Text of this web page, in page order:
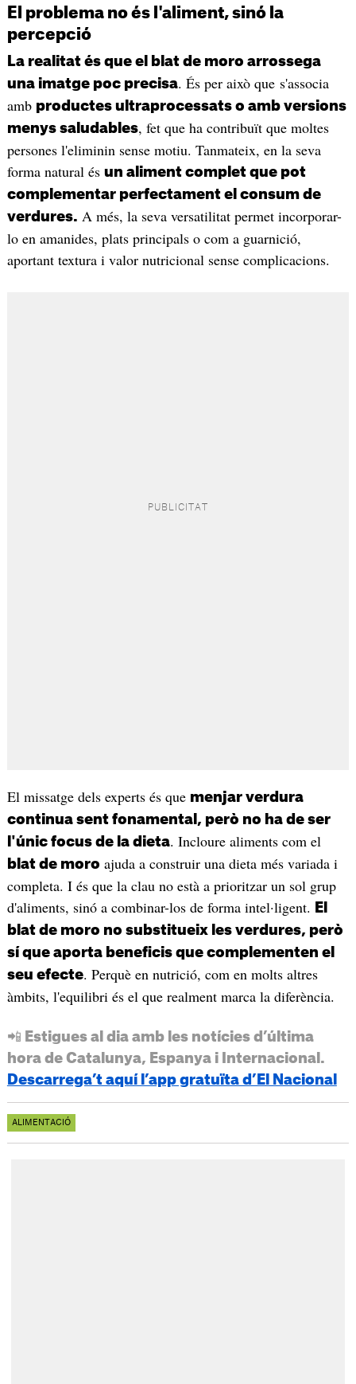
El problema no és l'aliment, sinó la
percepció
La realitat és que el blat de moro arrossega
una imatge poc precisa. És per això que s'associa
amb productes ultraprocessats o amb versions
menys saludables, fet que ha contribuït que moltes
persones l'eliminin sense motiu. Tanmateix, en la seva
forma natural és un aliment complet que pot
complementar perfectament el consum de
verdures. A més, la seva versatilitat permet incorporar-
lo en amanides, plats principals o com a guarnició,
aportant textura i valor nutricional sense complicacions.
El missatge dels experts és que menjar verdura
continua sent fonamental, però no ha de ser
l'únic focus de la dieta. Incloure aliments com el
blat de moro ajuda a construir una dieta més variada i
completa. I és que la clau no està a prioritzar un sol grup
d'aliments, sinó a combinar-los de forma intel·ligent.
El
blat de moro no substitueix les verdures, però
sí que aporta beneficis que complementen el
seu efecte. Perquè en nutrició, com en molts altres
àmbits, l'equilibri és el que realment marca la diferència.
📲 Estigues al dia amb les notícies d’última
hora de Catalunya, Espanya i Internacional.
Descarrega’t aquí l’app gratuïta d’El Nacional
ALIMENTACIÓ